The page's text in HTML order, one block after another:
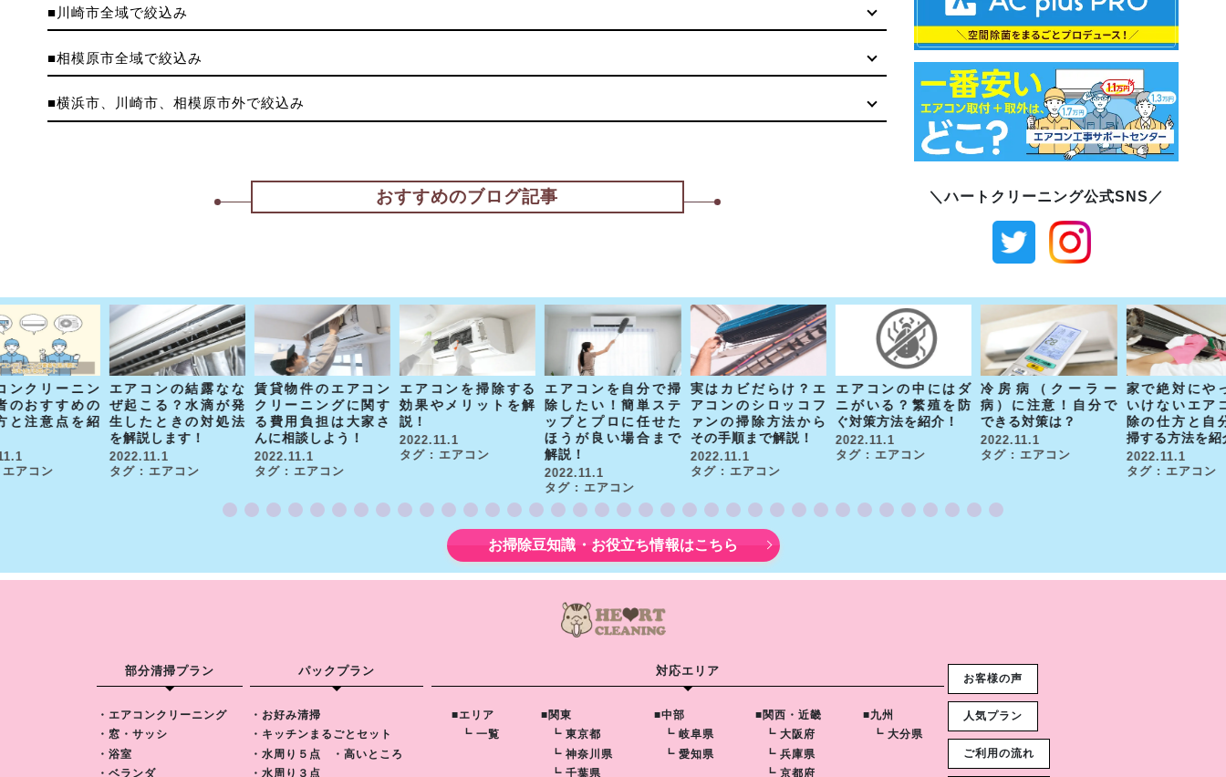
■川崎市全域で絞込み
■相模原市全域で絞込み
■横浜市、川崎市、相模原市外で絞込み
おすすめのブログ記事 ＼ハートクリーニング公式SNS／
ンクリーニン
のおすすめの
と注意点を紹
アコン
エアコンの結露なな
ぜ起こる？水滴が発
生したときの対処法
を解説します！
2022.11.1
タグ : エアコン
賃貸物件のエアコン
クリーニングに関す
る費用負担は大家さ
んに相談しよう！
2022.11.1
タグ : エアコン
エアコンを掃除する
効果やメリットを解
説！
2022.11.1
タグ : エアコン
エアコンを自分で掃
除したい！簡単ステ
ップとプロに任せた
ほうが良い場合まで
解説！
2022.11.1
タグ : エアコン
実はカビだらけ？エ
アコンのシロッコフ
ァンの掃除方法から
その手順まで解説！
2022.11.1
タグ : エアコン
エアコンの中にはダ
ニがいる？繁殖を防
ぐ対策方法を紹介！
2022.11.1
タグ : エアコン
冷房病（クーラー
病）に注意！自分で
できる対策は？
2022.11.1
タグ : エアコン
家で絶対にや
いけないエア
除の仕方と自
掃する方法を紹
2022.11.1
タグ : エアコン
お掃除豆知識・お役立ち情報はこちら
部分清掃プラン
・エアコンクリーニング
・窓・サッシ
・浴室
・ベランダ
パックプラン
・お好み清掃
・キッチンまるごとセット
・水周り５点
・高いところ
・水周り３点
対応エリア
■エリア
┗ 一覧
■関東
┗ 東京都
┗ 神奈川県
┗ 千葉県
■中部
┗ 岐阜県
┗ 愛知県
■関西・近畿
┗ 大阪府
┗ 兵庫県
┗ 京都府
■九州
┗ 大分県
お客様の声
人気プラン
ご利用の流れ